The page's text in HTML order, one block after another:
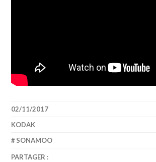
02/11/2017
KODAK
SONAMOO
PARTAGER :